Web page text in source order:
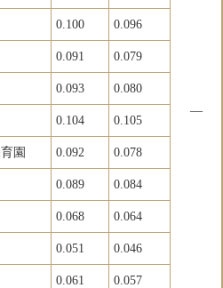
―
0.100 0.096
0.091 0.079
0.093 0.080
0.104 0.105
園 0.092 0.078
0.089 0.084
0.068 0.064
0.051 0.046
0.061 0.057